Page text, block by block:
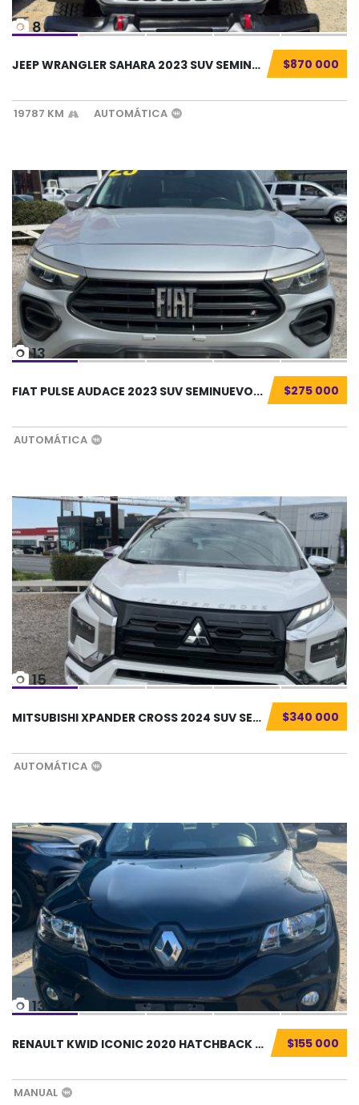
8
$870 000
JEEP WRANGLER SAHARA 2023 SUV SEMINUEVO...
19787 KM AUTOMÁTICA
13
$275 000
FIAT PULSE AUDACE 2023 SUV SEMINUEVO...
AUTOMÁTICA
15
$340 000
MITSUBISHI XPANDER CROSS 2024 SUV SEMINUEVO....
AUTOMÁTICA
13
$155 000
RENAULT KWID ICONIC 2020 HATCHBACK SEMINUEVO...
MANUAL